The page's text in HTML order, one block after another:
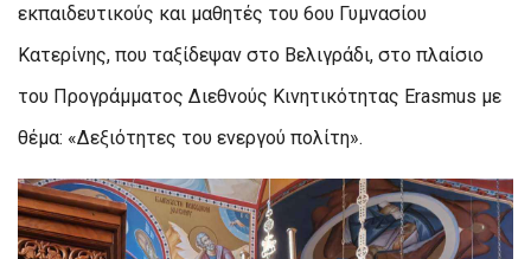
εκπαιδευτικούς και μαθητές του 6ου Γυμνασίου
Κατερίνης, που ταξίδεψαν στο Βελιγράδι, στο πλαίσιο
του Προγράμματος Διεθνούς Κινητικότητας Erasmus με
θέμα: «Δεξιότητες του ενεργού πολίτη».